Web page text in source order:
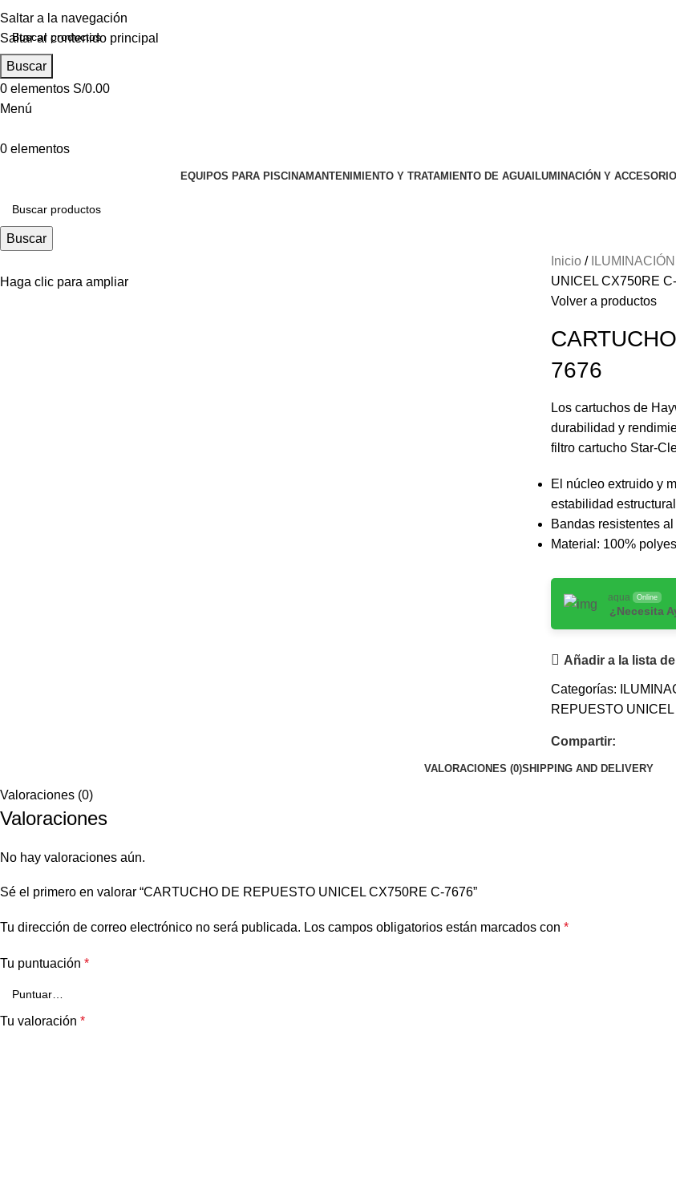
Saltar a la navegación
Saltar al contenido principal
Buscar
0 elementos S/0.00
Menú
0 elementos
EQUIPOS PARA PISCINAMANTENIMIENTO Y TRATAMIENTO DE AGUAILUMINACIÓN Y
Buscar
Haga clic para ampliar
Inicio
UNICEL CX750RE
Volver a productos
7676
Los cartuchos de
durabilidad y
filtro cartucho Star-
El núcleo extruido y
estabilidad
Bandas resistentes
Material: 100%
aqua Online
¿Necesita
Añadir a la lista
Categorías:
REPUESTO
Compartir:
VALORACIONES (0)SHIPPING AND DELIVERY
Valoraciones (0)
Valoraciones
No hay valoraciones aún.
Sé el primero en valorar “CARTUCHO DE REPUESTO UNICEL CX750RE C-7676”
Tu dirección de correo electrónico no será publicada. Los campos obligatorios están marcados con *
Tu puntuación *
Tu valoración *